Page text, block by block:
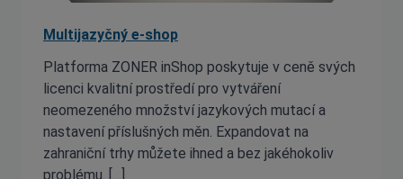
Multijazyčný e-shop
Platforma ZONER inShop poskytuje v ceně svých
licenci kvalitní prostředí pro vytváření
neomezeného množství jazykových mutací a
nastavení příslušných měn. Expandovat na
zahraniční trhy můžete ihned a bez jakéhokoliv
problému. […]